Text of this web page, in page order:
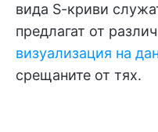
вида S-криви
предлагат от
визуализация на
срещаните от тях.